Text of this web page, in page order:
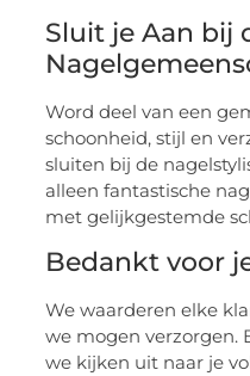
Sluit je Aan bij
Word deel van een
schoonheid, stijl en
sluiten bij de
alleen fantastische
met gelijkgestemde
Bedankt voor
We waarderen elke
we mogen verzorgen.
we kijken uit naar je